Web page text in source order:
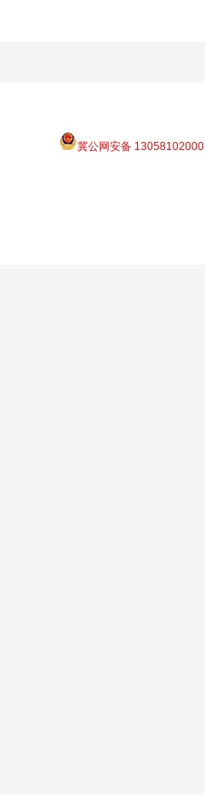
冀公网安备